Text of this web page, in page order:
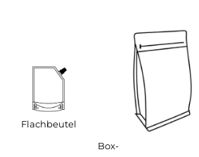
Flachbeutel
Box-